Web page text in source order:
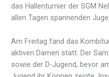
das Hallenturnier der SGM
allen Tagen spannenden
Am Freitag fand das
aktiven Damen statt. Der
sowie der D-Jugend, bevor